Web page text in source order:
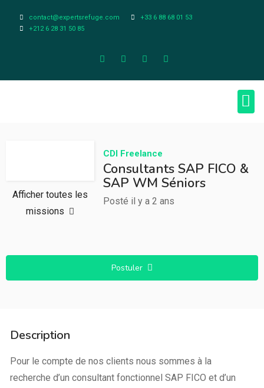
contact@expertsrefuge.com
+33 6 88 68 01 53
+212 6 28 31 50 85
Afficher toutes les
missions
CDI Freelance
Consultants SAP FICO &
SAP WM Séniors
Posté il y a 2 ans
Postuler
Description
Pour le compte de nos clients nous sommes à la
recherche d’un consultant fonctionnel SAP FICO et d’un